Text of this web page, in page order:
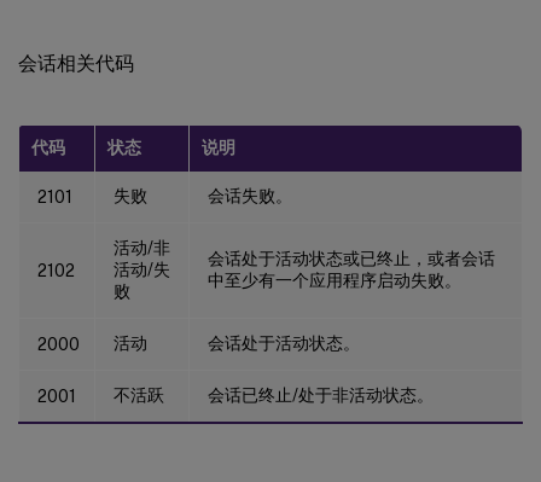
会话相关代码
代码 状态 说明
2101 失败 会话失败。
2102
活动/非
活动/失
败
会话处于活动状态或已终止，或者会话
中至少有一个应用程序启动失败。
2000 活动 会话处于活动状态。
2001 不活跃 会话已终止/处于非活动状态。